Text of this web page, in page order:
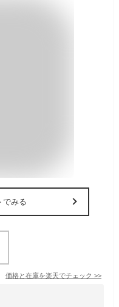
でみる
価格と在庫を楽天でチェック >>